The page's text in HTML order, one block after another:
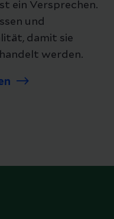
ein Versprechen.
und
damit sie
werden.